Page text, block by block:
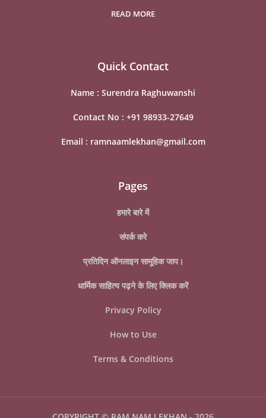
READ MORE
Quick Contact
Name : Surendra Raghuwanshi
Contact No : +91 98933-27649
Email : ramnaamlekhan@gmail.com
Pages
हमारे बारे में
संपर्क करे
प्रतिदिन ऑनलाइन सामूहिक जाप।
धार्मिक साहित्य पढ़ने के लिए क्लिक करें
Privacy Policy
How to Use
Terms & Conditions